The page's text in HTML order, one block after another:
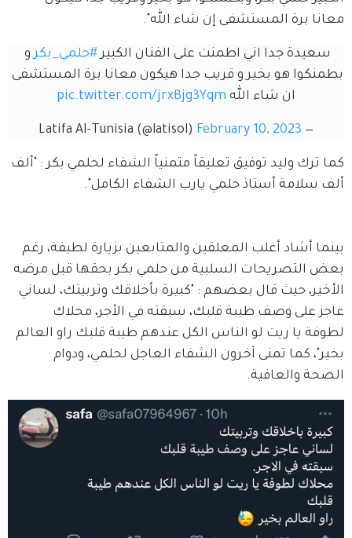
معانا برة المستشفى إن شاء الله".
سعيدة جدا اني اطمنت على الفنان الكبير #حلمي_بكر و
بطمنكوا هو بخير و قريب جدا هيكون معانا برة المستشفى
ان شاء الله pic.twitter.com/jrxBjg3Yqm
— Latifa Al-Tunisia (@latisol)
February 10, 2023
كما ترك وليد توفيق تعليقاً متمنياً الشفاء لحلمي بكر : "ألف
ألف سلامة أستاذ حلمي يارب الشفاء الكامل".
بينما أشاد أغلب المعلقين والمتابعين بزيارة لطيفة، رغم
بعض التصريحات السلبية من حلمي بكر بحقها قبل مرضه
الأخير، حيث قال بعضهم : "كبيرة بأخلاقك وتربيتك، لساني
عاجز على وصف طيبة قلبك، سبقته في الأجر، محلاك
لطوفة يا ريت لو الناس الكل عندهم طيبة قلبك راو العالم
بخير"، كما تمنى آخرون الشفاء العاجل لحلمي، ودوام
الصحة والعافية.